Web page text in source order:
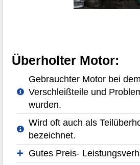
Überholter Motor:
Gebrauchter Motor bei
Verschleißteile und
wurden.
Wird oft auch als
bezeichnet.
Gutes Preis-